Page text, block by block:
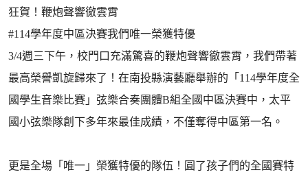
狂賀！鞭炮聲響徹雲霄
#114學年度中區決賽我們唯一榮獲特優
3/4週三下午，校門口充滿驚喜的鞭炮聲響徹雲霄，我們帶著
最高榮譽凱旋歸來了！在南投縣演藝廳舉辦的「114學年度全
國學生音樂比賽」弦樂合奏團體B組全國中區決賽中，太平
國小弦樂隊創下多年來最佳成績，不僅奪得中區第一名。
更是全場「唯一」榮獲特優的隊伍！圓了孩子們的全國賽特